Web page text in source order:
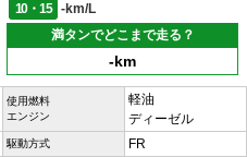
10・15
-km/L
満タンでどこまで走る？
-km
使用燃料
エンジン
軽油
ディーゼル
駆動方式 FR